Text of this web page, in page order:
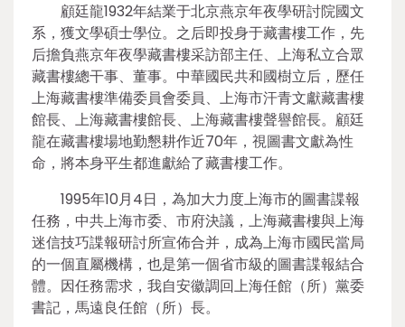
顧廷龍1932年結業于北京燕京年夜學研討院國文
系，獲文學碩士學位。之后即投身于藏書樓工作，先
后擔負燕京年夜學藏書樓采訪部主任、上海私立合眾
藏書樓總干事、董事。中華國民共和國樹立后，歷任
上海藏書樓準備委員會委員、上海市汗青文獻藏書樓
館長、上海藏書樓館長、上海藏書樓聲譽館長。顧廷
龍在藏書樓場地勤懇耕作近70年，視圖書文獻為性
命，將本身平生都進獻給了藏書樓工作。
1995年10月4日，為加大力度上海市的圖書諜報
任務，中共上海市委、市府決議，上海藏書樓與上海
迷信技巧諜報研討所宣佈合并，成為上海市國民當局
的一個直屬機構，也是第一個省市級的圖書諜報結合
體。因任務需求，我自安徽調回上海任館（所）黨委
書記，馬遠良任館（所）長。